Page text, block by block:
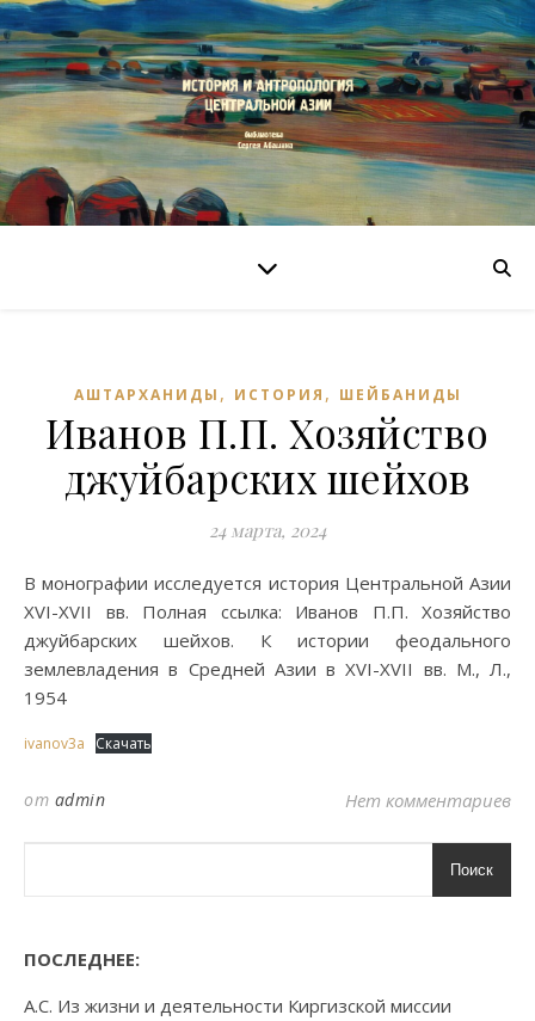
АШТАРХАНИДЫ , ИСТОРИЯ , ШЕЙБАНИДЫ
Иванов П.П. Хозяйство
джуйбарских шейхов
24 марта, 2024
В монографии исследуется история Центральной Азии
XVI-XVII вв. Полная ссылка: Иванов П.П. Хозяйство
джуйбарских шейхов. К истории феодального
землевладения в Средней Азии в XVI-XVII вв. М., Л.,
1954
ivanov3a Скачать
от admin Нет комментариев
Поиск
ПОСЛЕДНЕЕ:
А.С. Из жизни и деятельности Киргизской миссии